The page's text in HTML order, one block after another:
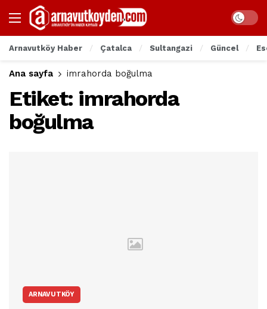
Arnavutköy Haber Çatalca Sultangazi Güncel
Ana sayfa imrahorda boğulma
Etiket: imrahorda
boğulma
ARNAVUTKÖY